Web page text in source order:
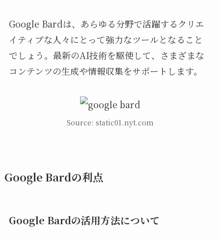
Google Bardは、あらゆる分野で活躍するクリエ
イティブな人々にとって強力なツールとなること
でしょう。最新のAI技術を駆使して、さまざまな
コンテンツの生成や情報収集をサポートします。
Source: static01.nyt.com
Google Bardの利点
Google Bardの活用方法について